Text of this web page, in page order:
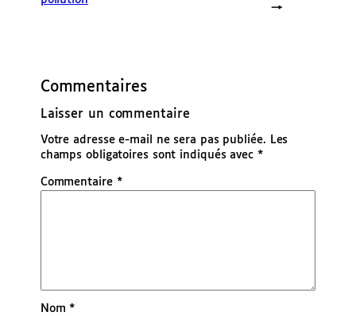
→
Commentaires
Laisser un commentaire
Votre adresse e-mail ne sera pas publiée.
Les
champs obligatoires sont indiqués avec *
Commentaire *
Nom*